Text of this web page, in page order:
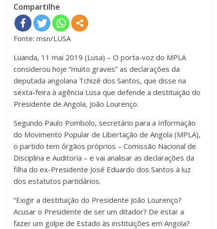
Compartilhe
Fonte: msn/LUSA
Luanda, 11 mai 2019 (Lusa) – O porta-voz do MPLA
considerou hoje “muito graves” as declarações da
deputada angolana Tchizé dos Santos, que disse na
sexta-feira à agência Lusa que defende a destituição do
Presidente de Angola, João Lourenço.
Segundo Paulo Pombolo, secretário para a Informação
do Movimento Popular de Libertação de Angola (MPLA),
o partido tem órgãos próprios – Comissão Nacional de
Disciplina e Auditoria – e vai analisar as declarações da
filha do ex-Presidente José Eduardo dos Santos à luz
dos estatutos partidários.
“Exigir a destituição do Presidente João Lourenço?
Acusar o Presidente de ser um ditador? De estar a
fazer um golpe de Estado às instituições em Angola?